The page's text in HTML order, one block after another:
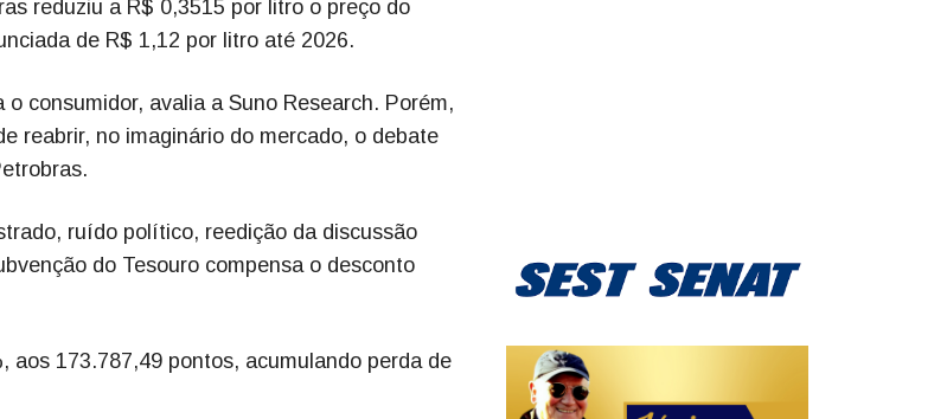
reduziu a R$ 0,3515 por litro o preço do
de R$ 1,12 por litro até 2026.
consumidor, avalia a Suno Research. Porém,
reabrir, no imaginário do mercado, o debate
ruído político, reedição da discussão
do Tesouro compensa o desconto
aos 173.787,49 pontos, acumulando perda de